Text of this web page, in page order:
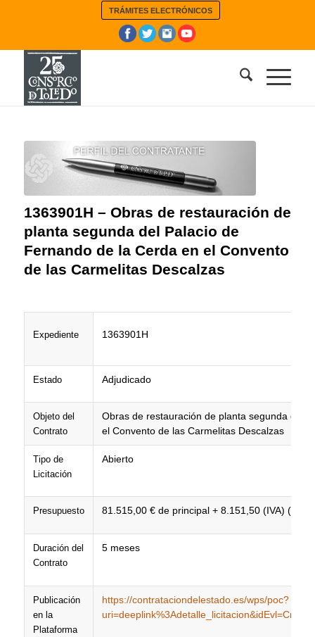
TRÁMITES ELECTRÓNICOS
1363901H – Obras de restauración de
planta segunda del Palacio de
Fernando de la Cerda en el Convento
de las Carmelitas Descalzas
Expediente 1363901H
Estado Adjudicado
Objeto del
Contrato
Obras de restauración de planta segunda del
el Convento de las Carmelitas Descalzas
Tipo de
Licitación
Abierto
Presupuesto 81.515,00 € de principal + 8.151,50 (IVA)
Duración del
Contrato
5 meses
Publicación
en la
Plataforma
https://contrataciondelestado.es/wps/poc?